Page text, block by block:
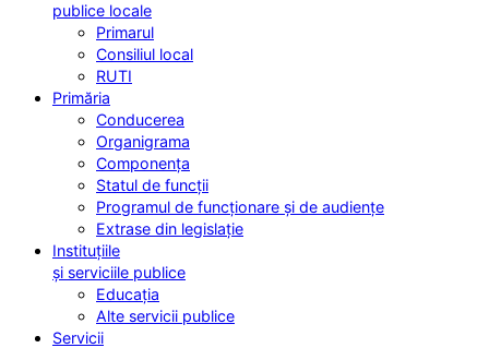
publice locale
Primarul
Consiliul local
RUTI
Primăria
Conducerea
Organigrama
Componența
Statul de funcții
Programul de funcționare și de audiențe
Extrase din legislație
Instituțiile
și serviciile publice
Educația
Alte servicii publice
Servicii